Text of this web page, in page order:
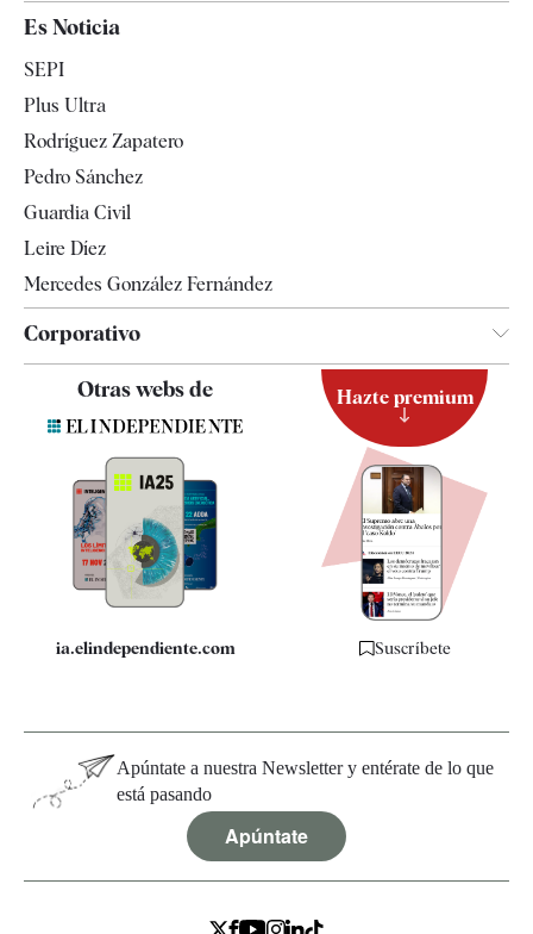
España
Televisión
Es Noticia
SEPI
Plus Ultra
Rodríguez Zapatero
Pedro Sánchez
Guardia Civil
Leire Díez
Mercedes González Fernández
Corporativo
Contacto
Quiénes somos
Especificaciones
Otras webs de
ia.elindependiente.com
Hazte premium
Suscríbete
Apúntate a nuestra Newsletter y entérate de lo que
está pasando
Apúntate